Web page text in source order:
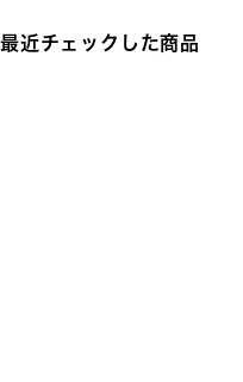
最近チェックした商品